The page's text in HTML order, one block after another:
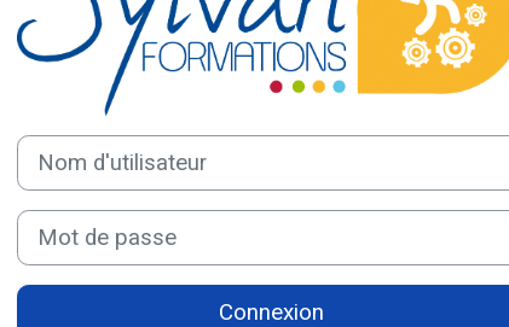
Nom d'utilisateur
Mot de passe
Connexion